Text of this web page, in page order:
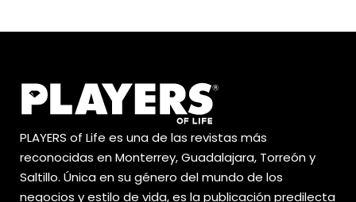
PLAYERS of Life es una de las revistas más
reconocidas en Monterrey, Guadalajara, Torreón y
Saltillo. Única en su género del mundo de los
negocios y estilo de vida, es la publicación predilecta